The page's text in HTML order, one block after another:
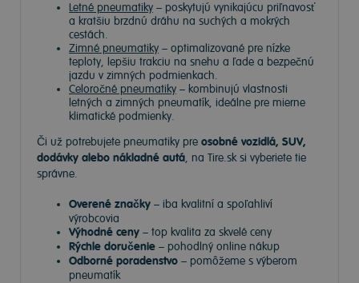
Letné pneumatiky – poskytujú vynikajúcu priľnavosť
a kratšiu brzdnú dráhu na suchých a mokrých
cestách.
Zimné pneumatiky – optimalizované pre nízke
teploty, lepšiu trakciu na snehu a ľade a bezpečnú
jazdu v zimných podmienkach.
Celoročné pneumatiky – kombinujú vlastnosti
letných a zimných pneumatík, ideálne pre mierne
klimatické podmienky.
Či už potrebujete pneumatiky pre osobné vozidlá, SUV,
dodávky alebo nákladné autá, na Tire.sk si vyberiete tie
správne.
Overené značky – iba kvalitní a spoľahliví
výrobcovia
Výhodné ceny – top kvalita za skvelé ceny
Rýchle doručenie – pohodlný online nákup
Odborné poradenstvo – pomôžeme s výberom
pneumatík